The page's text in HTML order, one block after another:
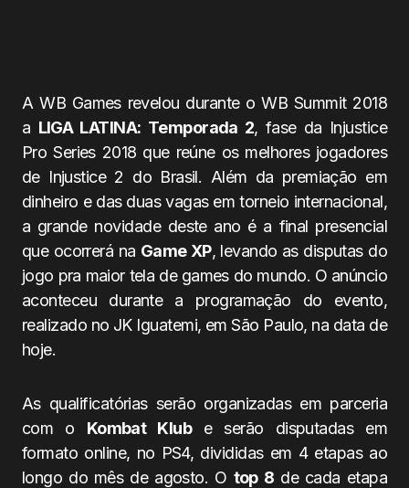
A WB Games revelou durante o WB Summit 2018
a LIGA LATINA: Temporada 2, fase da Injustice
Pro Series 2018 que reúne os melhores jogadores
de Injustice 2 do Brasil. Além da premiação em
dinheiro e das duas vagas em torneio internacional,
a grande novidade deste ano é a final presencial
que ocorrerá na Game XP, levando as disputas do
jogo pra maior tela de games do mundo. O anúncio
aconteceu durante a programação do evento,
realizado no JK Iguatemi, em São Paulo, na data de
hoje.
As qualificatórias serão organizadas em parceria
com o Kombat Klube serão disputadas em
formato online, no PS4, divididas em 4 etapas ao
longo do mês de agosto. O top 8 de cada etapa